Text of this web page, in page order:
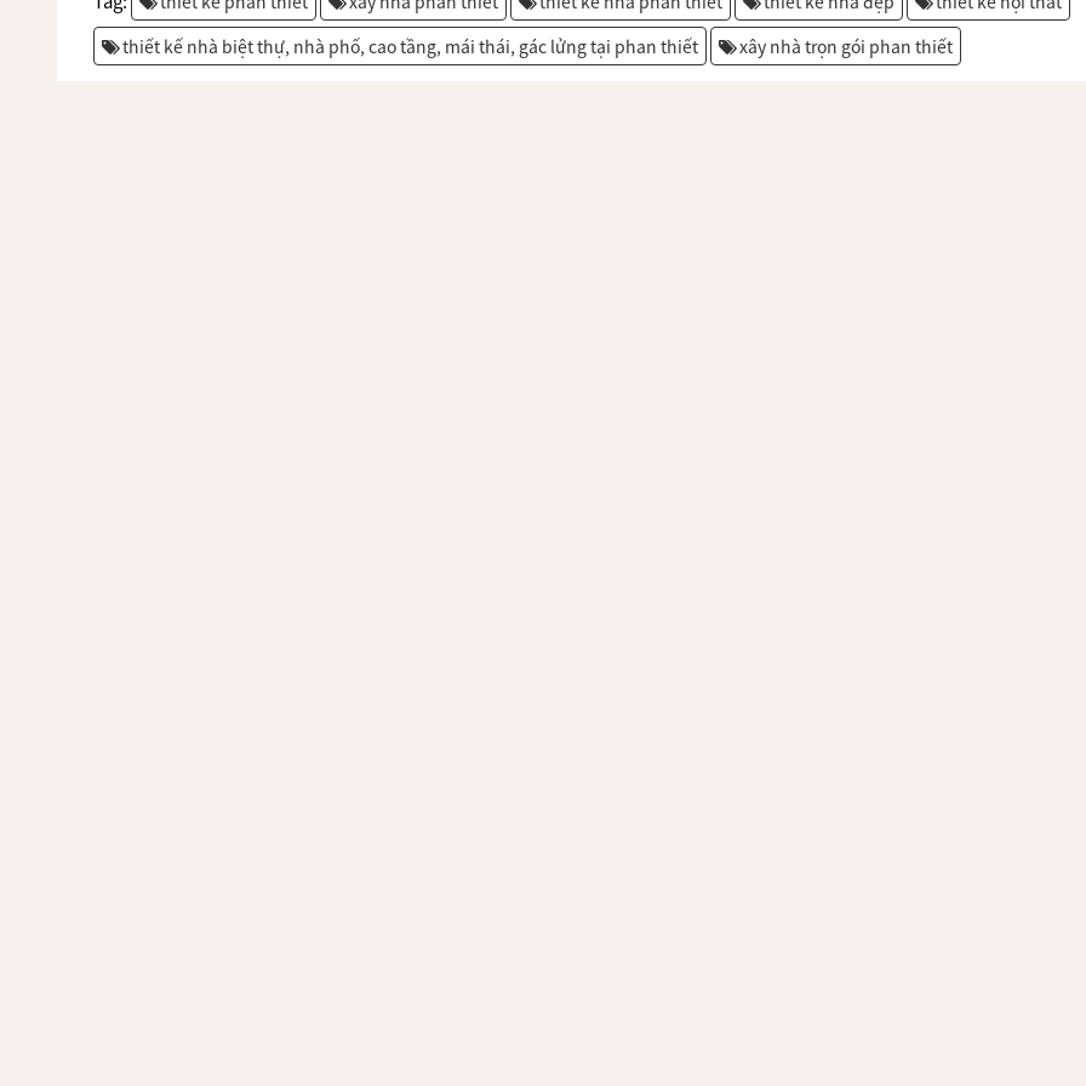
thiết kế nhà biệt thự, nhà phố, cao tầng, mái thái, gác lửng tại phan thiết
xây nhà trọn gói phan thiết